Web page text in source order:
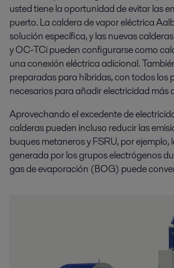
usted tiene la oportunidad de evitar las
puerto. La caldera de vapor eléctrica
solución específica, y las nuevas
y OC-TCi pueden configurarse como
una conexión eléctrica adicional.
preparadas para híbridas, con todos los
necesarios para añadir electricidad más
Aprovechando el excedente de
calderas pueden incluso reducir las
buques metaneros y FSRU, por
generada por los grupos electrógenos
gas de evaporación (BOG) puede